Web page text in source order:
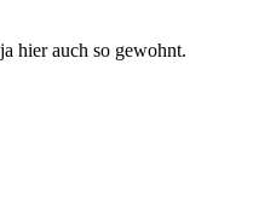
hier auch so gewohnt.